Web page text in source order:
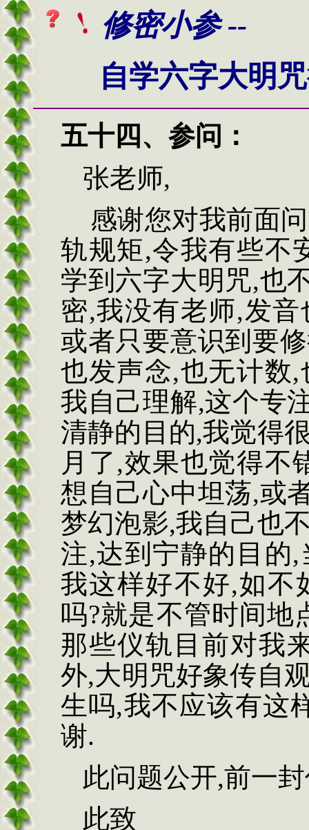
修密小参 --
自学六字大明
五十四 、 参问：
张老师,
感谢您对我前面
轨规矩,令我有些不
学到六字大明咒,也
密,我没有老师,发音
或者只要意识到要
也发声念,也无计数,
我自己理解,这个专
清静的目的,我觉得
月了 ,效果也觉得不
想自己心中坦荡,或
梦幻泡影,我自己也
注,达到宁静的目的,
我这样好不好,如不
吗?就是不管时间地
那些仪轨目前对我
外,大明咒好象传自
生吗,我不应该有这
谢.
此问题公开,前一
此致